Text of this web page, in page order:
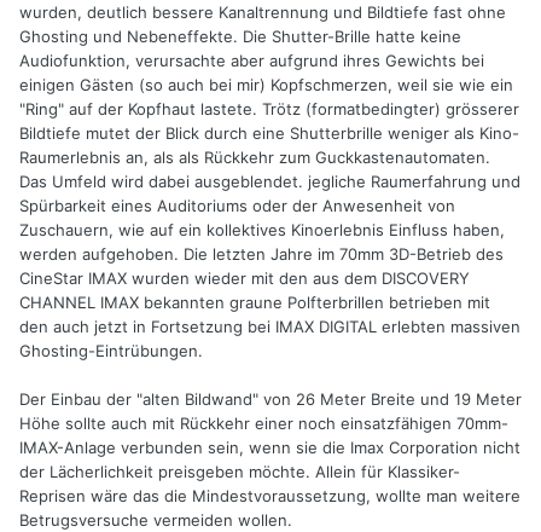
wurden, deutlich bessere Kanaltrennung und Bildtiefe fast ohne
Ghosting und Nebeneffekte. Die Shutter-Brille hatte keine
Audiofunktion, verursachte aber aufgrund ihres Gewichts bei
einigen Gästen (so auch bei mir) Kopfschmerzen, weil sie wie ein
"Ring" auf der Kopfhaut lastete. Trötz (formatbedingter) grösserer
Bildtiefe mutet der Blick durch eine Shutterbrille weniger als Kino-
Raumerlebnis an, als als Rückkehr zum Guckkastenautomaten.
Das Umfeld wird dabei ausgeblendet. jegliche Raumerfahrung und
Spürbarkeit eines Auditoriums oder der Anwesenheit von
Zuschauern, wie auf ein kollektives Kinoerlebnis Einfluss haben,
werden aufgehoben. Die letzten Jahre im 70mm 3D-Betrieb des
CineStar IMAX wurden wieder mit den aus dem DISCOVERY
CHANNEL IMAX bekannten graune Polfterbrillen betrieben mit
den auch jetzt in Fortsetzung bei IMAX DIGITAL erlebten massiven
Ghosting-Eintrübungen.
Der Einbau der "alten Bildwand" von 26 Meter Breite und 19 Meter
Höhe sollte auch mit Rückkehr einer noch einsatzfähigen 70mm-
IMAX-Anlage verbunden sein, wenn sie die Imax Corporation nicht
der Lächerlichkeit preisgeben möchte. Allein für Klassiker-
Reprisen wäre das die Mindestvoraussetzung, wollte man weitere
Betrugsversuche vermeiden wollen.